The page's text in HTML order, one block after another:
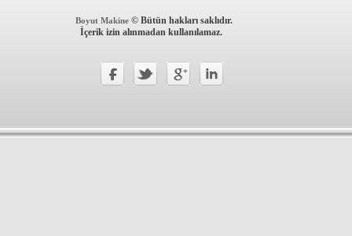
Boyut Makine © Bütün hakları saklıdır.
İçerik izin alınmadan kullanılamaz.